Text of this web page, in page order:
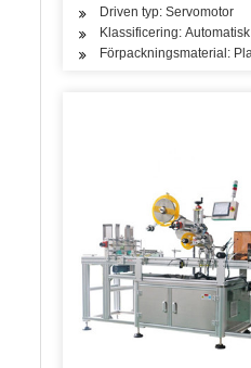
Driven typ: Servomotor
Klassificering:
Förpackningsmaterial: